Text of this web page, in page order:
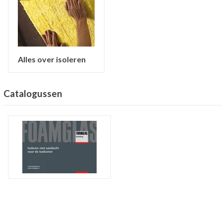
Alles over isoleren
Catalogussen